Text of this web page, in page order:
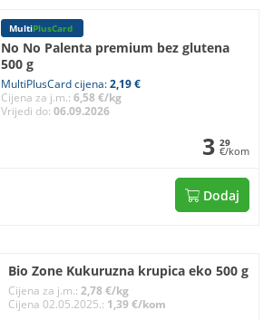
MultiPlusCard
No No Palenta premium bez glutena
500 g
MultiPlusCard cijena:2,19 €
Cijena za j.m.:6,58 €/kg
Vrijedi do:06.09.2026
3 29
€/kom
Dodaj
Bio Zone Kukuruzna krupica eko 500 g
Cijena za j.m.: 2,78 €/kg
Cijena 02.05.2025.: 1,39 €/kom